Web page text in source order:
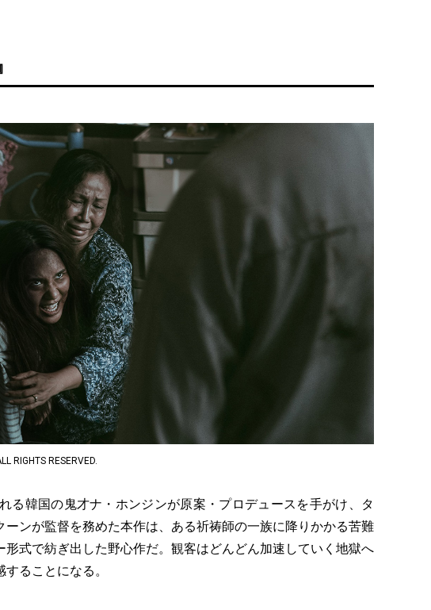
RIGHTS RESERVED.
る韓国の鬼才ナ・ホンジンが原案・プロデュースを手がけ、タ
ンが監督を務めた本作は、ある祈祷師の一族に降りかかる苦難
形式で紡ぎ出した野心作だ。観客はどんどん加速していく地獄へ
ることになる。